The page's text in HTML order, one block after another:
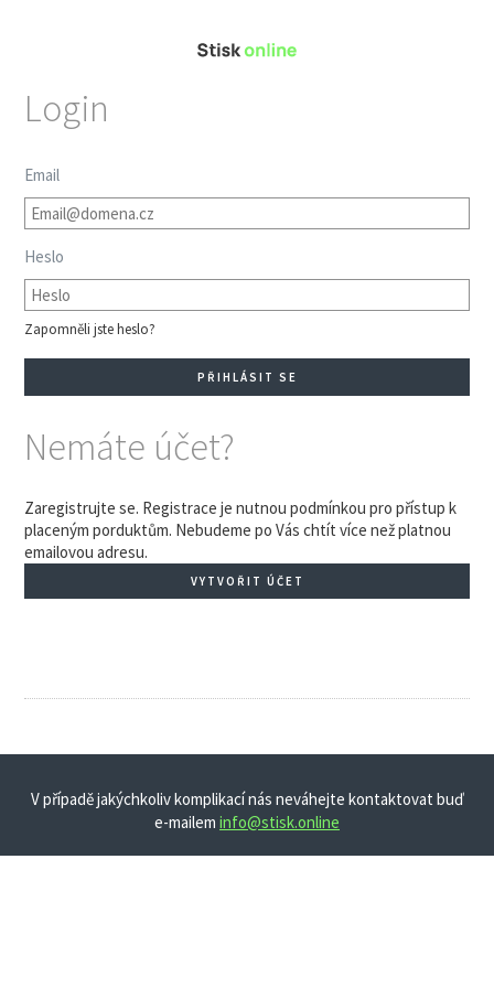
Login
Email
Heslo
Zapomněli jste heslo?
Nemáte účet?
Zaregistrujte se. Registrace je nutnou podmínkou pro přístup k
placeným porduktům. Nebudeme po Vás chtít více než platnou
emailovou adresu.
VYTVOŘIT ÚČET
V případě jakýchkoliv komplikací nás neváhejte kontaktovat buď
e-mailem info@stisk.online